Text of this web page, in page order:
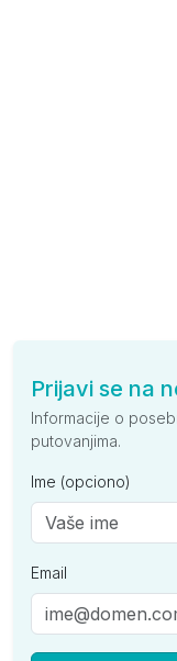
Prijavi se na
Informacije o
putovanjima.
Ime (opciono)
Email